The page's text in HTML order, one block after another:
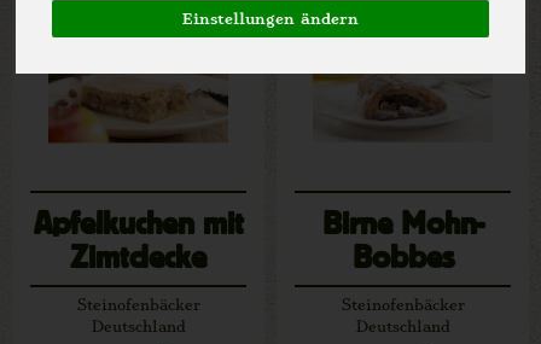
Einstellungen ändern
Apfelkuchen mit
Zimtdecke
Steinofenbäcker
Deutschland
Birne Mohn-
Bobbes
Steinofenbäcker
Deutschland